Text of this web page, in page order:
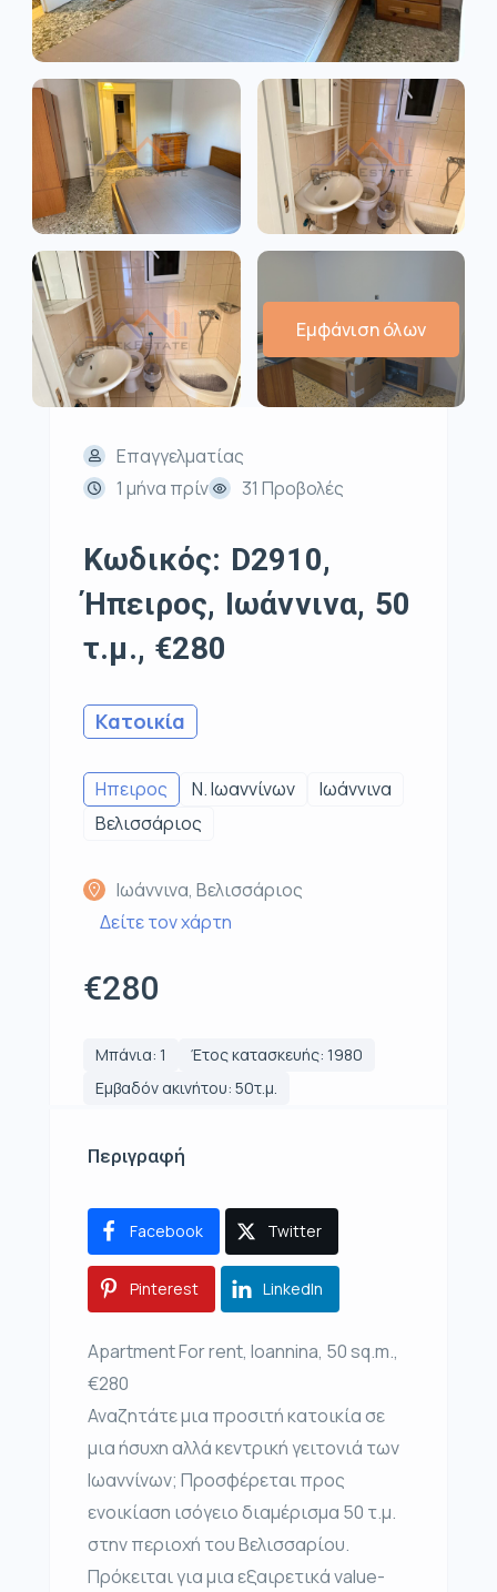
Εμφάνιση όλων
Επαγγελματίας
1 μήνα πρίν
31 Προβολές
Κωδικός: D2910,
Ήπειρος, Ιωάννινα, 50
τ.μ., €280
Κατοικία
Ηπειρος Ν. Ιωαννίνων
Ιωάννινα
Βελισσάριος
Ιωάννινα, Βελισσάριος
Δείτε τον χάρτη
€280
Μπάνια: 1
Έτος κατασκευής: 1980
Εμβαδόν ακινήτου: 50τ.μ.
Περιγραφή
Facebook Twitter
Pinterest LinkedIn
Apartment For rent, Ioannina, 50 sq.m.,
€280
Αναζητάτε μια προσιτή κατοικία σε
μια ήσυχη αλλά κεντρική γειτονιά των
Ιωαννίνων; Προσφέρεται προς
ενοικίαση ισόγειο διαμέρισμα 50 τ.μ.
στην περιοχή του Βελισσαρίου.
Πρόκειται για μια εξαιρετικά value-